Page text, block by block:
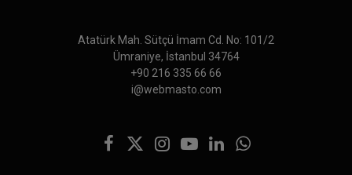
Atatürk Mah. Sütçü İmam Cd. No: 101/2
Ümraniye, İstanbul 34764
+90 216 335 66 66
i@webmasto.com
Facebook
X
Instagram
YouTubeLinkedInWhatsApp